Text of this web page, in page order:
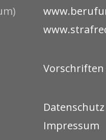
Vorschriften
Datenschutz
Impressum